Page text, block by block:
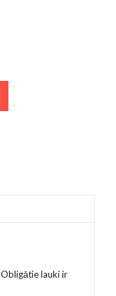
Obligātie lauki ir